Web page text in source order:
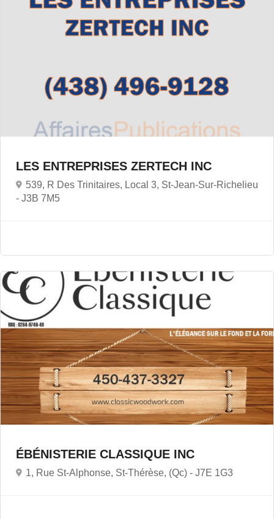
LES ENTREPRISES ZERTECH INC
539, R Des Trinitaires, Local 3, St-Jean-Sur-Richelieu
- J3B 7M5
ÉBÉNISTERIE CLASSIQUE INC
1, Rue St-Alphonse, St-Thérèse, (Qc) - J7E 1G3